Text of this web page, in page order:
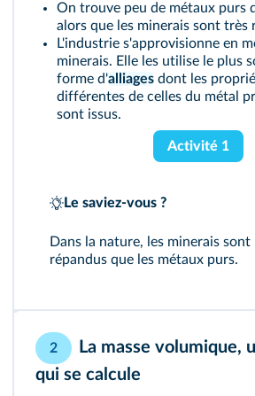
On trouve peu de métaux purs
alors que les minerais sont très
L'industrie s'approvisionne en
minerais. Elle les utilise le plus
forme d'alliages dont les
différentes de celles du métal
sont issus.
Activité 1
Le saviez-vous ?
Dans la nature, les minerais
répandus que les métaux purs.
2
La masse volumique,
qui se calcule